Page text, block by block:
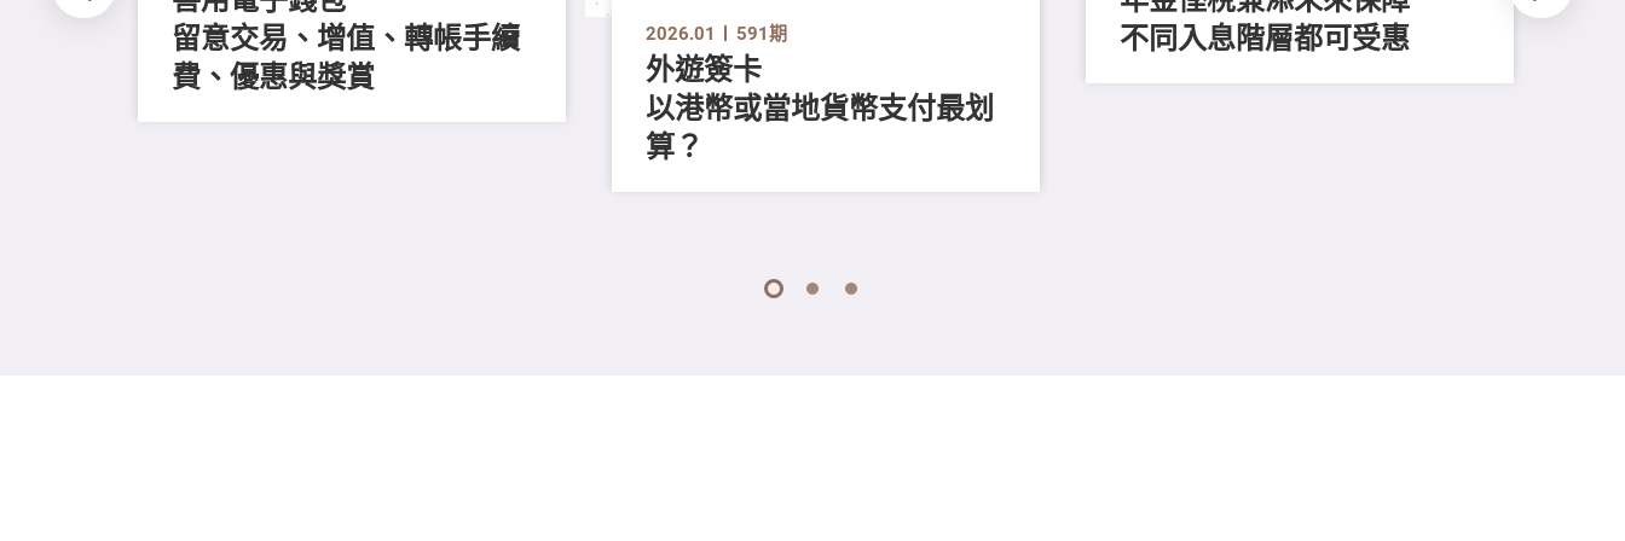
留意交易、增值、轉帳手續
費、優惠與獎賞
2026.01 591期
外遊簽卡
以港幣或當地貨幣支付最划
算？
不同入息階層都可受惠
1 2 3